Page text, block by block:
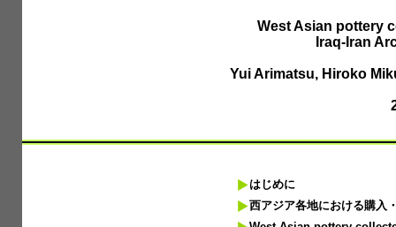
West Asian pottery
Iraq-Iran
Yui Arimatsu, Hiroko
はじめに
西アジア各地における購入